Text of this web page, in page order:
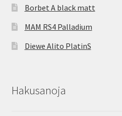
Borbet A black matt
MAM RS4 Palladium
Diewe Alito PlatinS
Hakusanoja